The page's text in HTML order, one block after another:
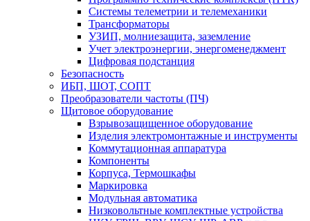
Системы телеметрии и телемеханики
Трансформаторы
УЗИП, молниезащита, заземление
Учет электроэнергии, энергоменеджмент
Цифровая подстанция
Безопасность
ИБП, ШОТ, СОПТ
Преобразователи частоты (ПЧ)
Щитовое оборудование
Взрывозащищенное оборудование
Изделия электромонтажные и инструменты
Коммутационная аппаратура
Компоненты
Корпуса, Термошкафы
Маркировка
Модульная автоматика
Низковольтные комплектные устройства